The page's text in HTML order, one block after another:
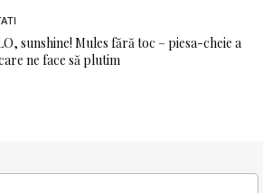
sunshine! Mules fără toc – piesa-cheie a
ne face să plutim